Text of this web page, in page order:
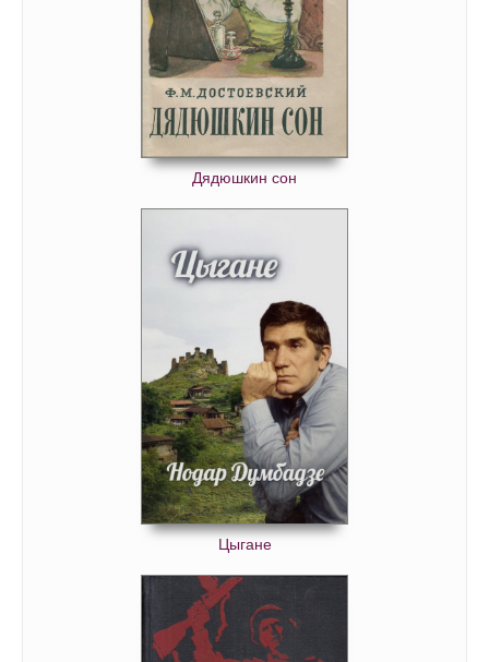
Дядюшкин сон
Цыгане